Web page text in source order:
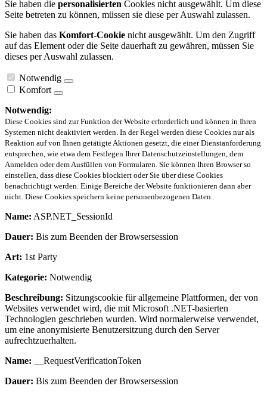
Sie haben die personalisierten Cookies nicht ausgewählt. Um diese
Seite betreten zu können, müssen sie diese per Auswahl zulassen.
Sie haben das Komfort-Cookie nicht ausgewählt. Um den Zugriff
auf das Element oder die Seite dauerhaft zu gewähren, müssen Sie
dieses per Auswahl zulassen.
Notwendig
Komfort
Notwendig:
Diese Cookies sind zur Funktion der Website erforderlich und können in Ihren
Systemen nicht deaktiviert werden. In der Regel werden diese Cookies nur als
Reaktion auf von Ihnen getätigte Aktionen gesetzt, die einer Dienstanforderung
entsprechen, wie etwa dem Festlegen Ihrer Datenschutzeinstellungen, dem
Anmelden oder dem Ausfüllen von Formularen. Sie können Ihren Browser so
einstellen, dass diese Cookies blockiert oder Sie über diese Cookies
benachrichtigt werden. Einige Bereiche der Website funktionieren dann aber
nicht. Diese Cookies speichern keine personenbezogenen Daten.
Name: ASP.NET_SessionId
Dauer: Bis zum Beenden der Browsersession
Art: 1st Party
Kategorie: Notwendig
Beschreibung: Sitzungscookie für allgemeine Plattformen, der von
Websites verwendet wird, die mit Microsoft .NET-basierten
Technologien geschrieben wurden. Wird normalerweise verwendet,
um eine anonymisierte Benutzersitzung durch den Server
aufrechtzuerhalten.
Name: __RequestVerificationToken
Dauer: Bis zum Beenden der Browsersession